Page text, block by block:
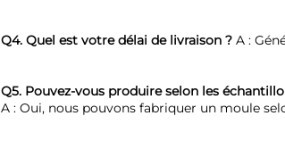
Q4. Quel est votre délai de livraison ? A :
Q5. Pouvez-vous produire selon les
A : Oui, nous pouvons fabriquer un moule